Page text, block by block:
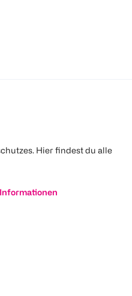
Hier findest du alle